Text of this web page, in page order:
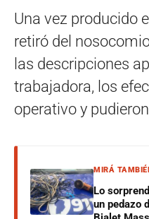
Una vez producido
retiró del
las descripciones
trabajadora, los
operativo y
MIRÁ
Lo
un pedazo